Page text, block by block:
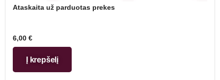
Ataskaita už parduotas prekes
6,00 €
Į krepšelį